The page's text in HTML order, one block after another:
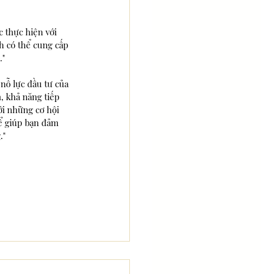
thực hiện với
có thể cung cấp
lực đầu tư của
khả năng tiếp
những cơ hội
giúp bạn đảm